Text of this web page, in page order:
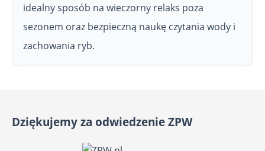
idealny sposób na wieczorny relaks poza
sezonem oraz bezpieczną naukę czytania wody i
zachowania ryb.
Dziękujemy za odwiedzenie ZPW